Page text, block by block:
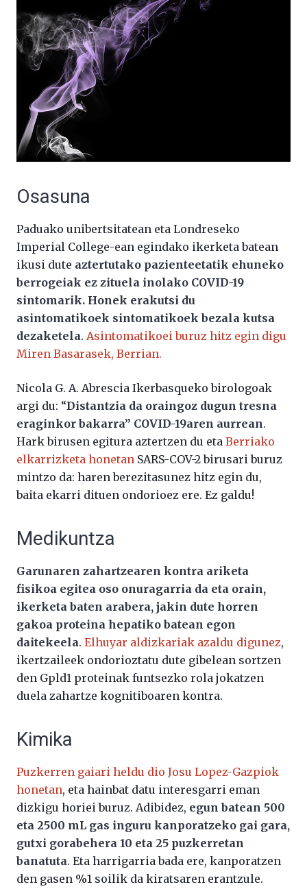
Osasuna
Paduako unibertsitatean eta Londreseko
Imperial College-ean egindako ikerketa batean
ikusi dute aztertutako pazienteetatik ehuneko
berrogeiak ez zituela inolako COVID-19
sintomarik. Honek erakutsi du
asintomatikoek sintomatikoek bezala kutsa
dezaketela. Asintomatikoei buruz hitz egin digu
Miren Basarasek, Berrian.
Nicola G. A. Abrescia Ikerbasqueko birologoak
argi du: “Distantzia da oraingoz dugun tresna
eraginkor bakarra” COVID-19aren aurrean.
Hark birusen egitura aztertzen du eta Berriako
elkarrizketa honetan SARS-COV-2 birusari buruz
mintzo da: haren berezitasunez hitz egin du,
baita ekarri dituen ondorioez ere. Ez galdu!
Medikuntza
Garunaren zahartzearen kontra ariketa
fisikoa egitea oso onuragarria da eta orain,
ikerketa baten arabera, jakin dute horren
gakoa proteina hepatiko batean egon
daitekeela. Elhuyar aldizkariak azaldu digunez,
ikertzaileek ondorioztatu dute gibelean sortzen
den Gpld1 proteinak funtsezko rola jokatzen
duela zahartze kognitiboaren kontra.
Kimika
Puzkerren gaiari heldu dio Josu Lopez-Gazpiok
honetan, eta hainbat datu interesgarri eman
dizkigu horiei buruz. Adibidez, egun batean 500
eta 2500 mL gas inguru kanporatzeko gai gara,
gutxi gorabehera 10 eta 25 puzkerretan
banatuta. Eta harrigarria bada ere, kanporatzen
den gasen %1 soilik da kiratsaren erantzule.